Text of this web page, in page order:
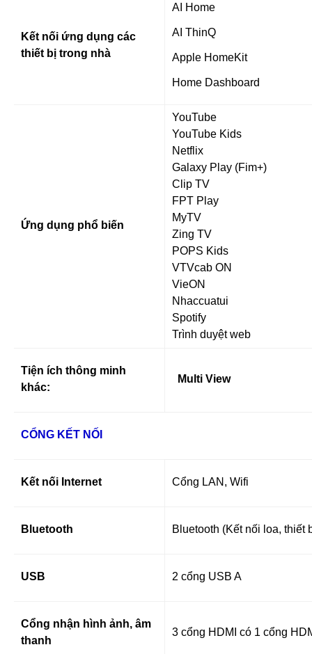
Kết nối ứng dụng các
thiết bị trong nhà
AI Home
AI ThinQ
Apple HomeKit
Home Dashboard
Ứng dụng phổ biến
YouTube
YouTube Kids
Netflix
Galaxy Play (Fim+)
Clip TV
FPT Play
MyTV
Zing TV
POPS Kids
VTVcab ON
VieON
Nhaccuatui
Spotify
Trình duyệt web
Tiện ích thông minh
khác:
Multi View
CỔNG KẾT NỐI
Kết nối Internet Cổng LAN, Wifi
Bluetooth Bluetooth (Kết nối loa, thiết
USB 2 cổng USB A
Cổng nhận hình ảnh, âm
thanh
3 cổng HDMI có 1 cổng